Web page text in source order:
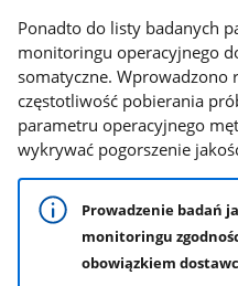
Ponadto do listy badanych
monitoringu operacyjnego
somatyczne. Wprowadzono
częstotliwość pobierania
parametru operacyjnego
wykrywać pogorszenie
Prowadzenie badań
monitoringu
obowiązkiem